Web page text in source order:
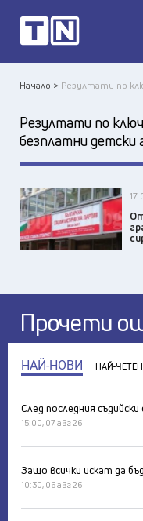
Начало > Резултати по
Резултати по
безплатни детски
Прочети
НАЙ-НОВИ НАЙ-
След последния съдийски
15:00, 07 авг 26
Защо всички искат да
10:30, 06 авг 26